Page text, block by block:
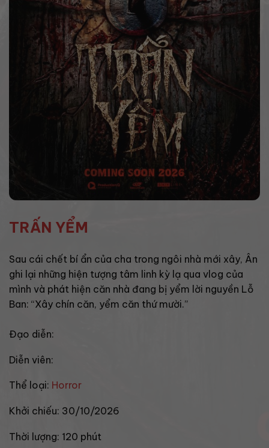
TRẤN YỂM
Sau cái chết bí ẩn của cha trong ngôi nhà mới xây, Ân
ghi lại những hiện tượng tâm linh kỳ lạ qua vlog của
mình và phát hiện căn nhà đang bị yểm lời nguyền Lỗ
Ban: “Xây chín căn, yểm căn thứ mười.”
Đạo diễn:
Diễn viên:
Thể loại: Horror
Khởi chiếu: 30/10/2026
Thời lượng: 120 phút